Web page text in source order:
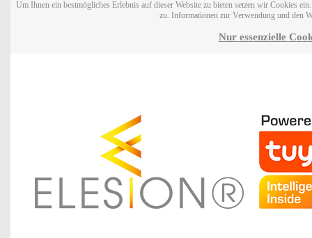
Um Ihnen ein bestmögliches Erlebnis auf dieser Website zu bieten setzen wir Cookies
zu. Informationen zur Verwendung und den
Nur essenzielle